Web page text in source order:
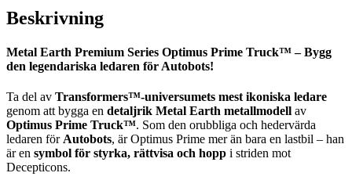
Beskrivning
Metal Earth Premium Series Optimus Prime Truck™ – Bygg
den legendariska ledaren för Autobots!
Ta del av Transformers™-universumets mest ikoniska ledare
genom att bygga en detaljrik Metal Earth metallmodell av
Optimus Prime Truck™. Som den orubbliga och hedervärda
ledaren för Autobots, är Optimus Prime mer än bara en lastbil – han
är en symbol för styrka, rättvisa och hopp i striden mot
Decepticons.